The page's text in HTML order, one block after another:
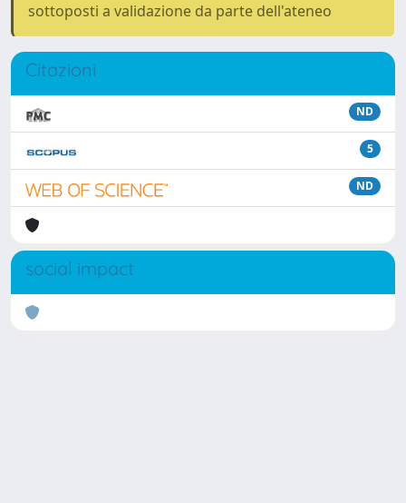
sottoposti a validazione da parte dell'ateneo
Citazioni
ND
5
ND
social impact